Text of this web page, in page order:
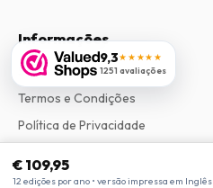
€ 109,95
12 edições por ano • versão impressa em Inglês
9,3★★★★★
1251 avaliações
Informações
Sobre Nós
Termos e Condições
Política de Privacidade